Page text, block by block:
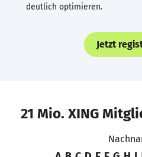
deutlich optimieren.
Jetzt
21 Mio. XING